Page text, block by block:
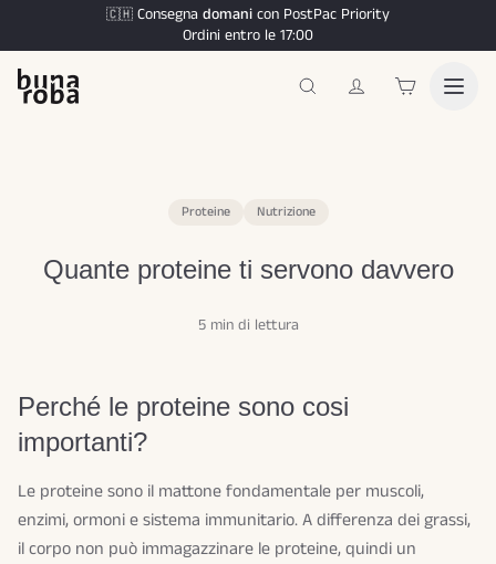
🇨🇭 Consegna domani con PostPac Priority
Ordini entro le 17:00
Proteine Nutrizione
Quante proteine ti servono davvero
5 min di lettura
Perché le proteine sono cosi
importanti?
Le proteine sono il mattone fondamentale per muscoli,
enzimi, ormoni e sistema immunitario. A differenza dei grassi,
il corpo non può immagazzinare le proteine, quindi un